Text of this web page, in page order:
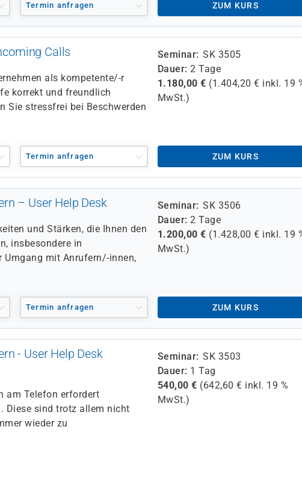
Termin anfragen ZUM KURS
Calls
als kompetente/-r
korrekt und freundlich
Sie stressfrei bei Beschwerden
Seminar
SK 3505
Dauer 2 Tage
1.180,00 € (1.404,20 € inkl. 19
MwSt.)
Termin anfragen ZUM KURS
– User Help Desk
und Stärken, die Ihnen den
insbesondere in
mit Anrufern/-innen,
Seminar
SK 3506
Dauer 2 Tage
1.200,00 € (1.428,00 € inkl. 19
MwSt.)
Termin anfragen ZUM KURS
- User Help Desk
am Telefon erfordert
Diese sind trotz allem nicht
wieder zu
Seminar
SK 3503
Dauer 1 Tag
540,00 € (642,60 € inkl. 19 %
MwSt.)